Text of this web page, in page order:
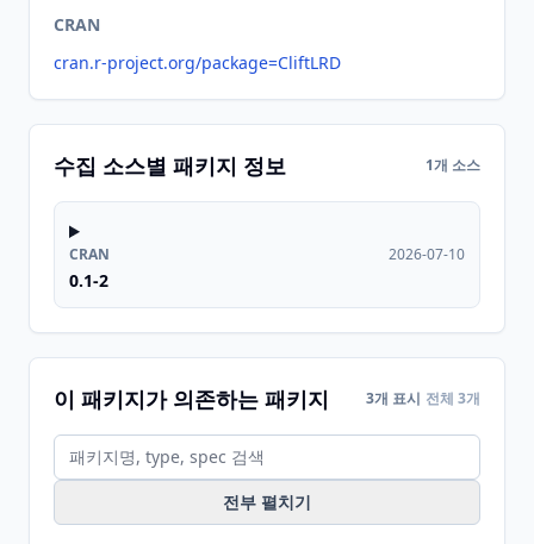
CRAN
cran.r-project.org/package=CliftLRD
수집 소스별 패키지 정보 1개 소스
CRAN
0.1-2
2026-07-10
이 패키지가 의존하는 패키지 3개 표시 전체 3개
전부 펼치기